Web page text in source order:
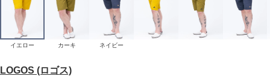
LOGOS (ロゴス)
イエロー カーキ ネイビー